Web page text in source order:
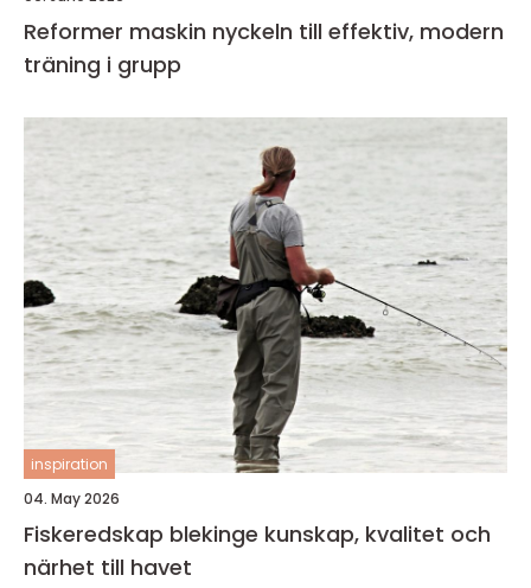
Reformer maskin nyckeln till effektiv, modern
träning i grupp
inspiration
04. May 2026
Fiskeredskap blekinge kunskap, kvalitet och
närhet till havet